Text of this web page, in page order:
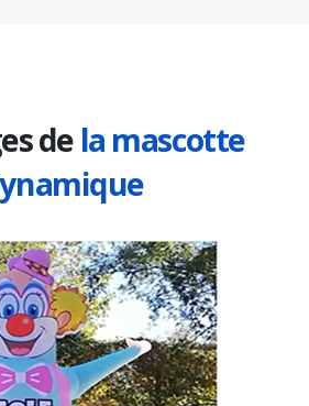
de la mascotte